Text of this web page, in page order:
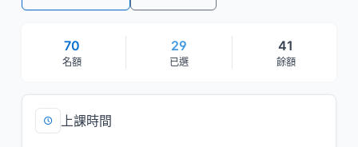
70
名額
29
已選
41
餘額
上課時間